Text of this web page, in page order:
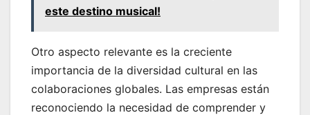
este destino musical!
Otro aspecto relevante es la creciente
importancia de la diversidad cultural en las
colaboraciones globales. Las empresas están
reconociendo la necesidad de comprender y